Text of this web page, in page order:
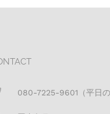
080-7225-9601（平日